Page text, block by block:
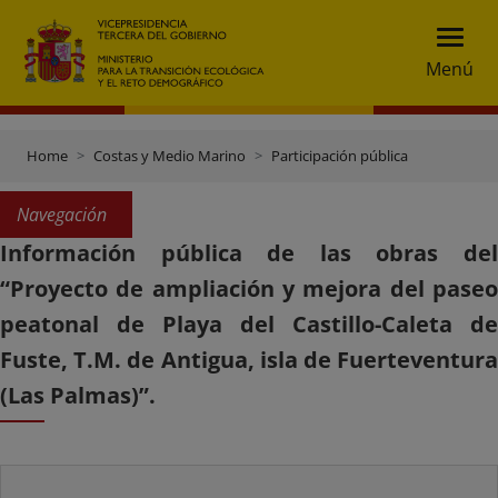
Menú
Home Costas y Medio Marino Participación pública
Navegación
Información pública de las obras del
“Proyecto de ampliación y mejora del paseo
peatonal de Playa del Castillo-Caleta de
Fuste, T.M. de Antigua, isla de Fuerteventura
(Las Palmas)”.